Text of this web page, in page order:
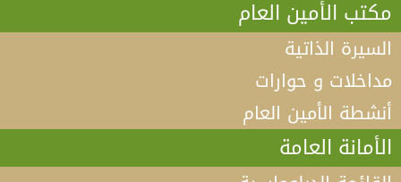
مكتب الأمين العام
السيرة الذاتية
مداخلات و حوارات
أنشطة الأمين العام
الأمانة العامة